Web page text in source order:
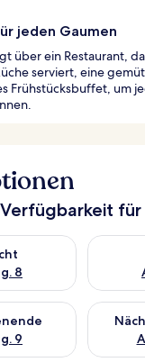
jeden Gaumen
über ein Restaurant,
serviert, eine
Frühstücksbuffet, um
8
für heute
9
für dieses